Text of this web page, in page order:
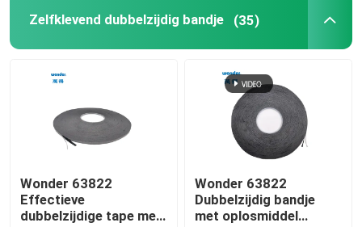
De Ponsband van kraftpapier
Beschermingsband
Zelfklevend dubbelzijdig bandje (35)
Wonder 63822
Effectieve
dubbelzijdige tape met
Wonder 63822
Dubbelzijdig bandje
met oplosmiddel